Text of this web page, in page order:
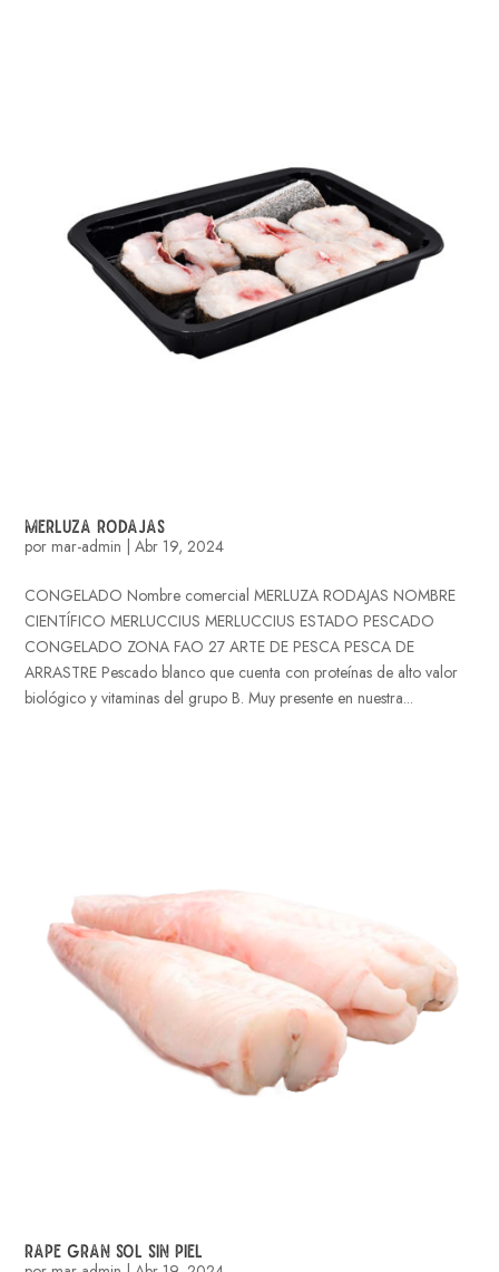
MERLUZA RODAJAS
pormar-admin |Abr 19, 2024
CONGELADO Nombre comercial MERLUZA RODAJAS NOMBRE
CIENTÍFICO MERLUCCIUS MERLUCCIUS ESTADO PESCADO
CONGELADO ZONA FAO 27 ARTE DE PESCA PESCA DE
ARRASTRE Pescado blanco que cuenta con proteínas de alto valor
biológico y vitaminas del grupo B. Muy presente en nuestra...
RAPE GRAN SOL SIN PIEL